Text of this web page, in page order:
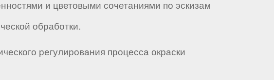
и цветовыми сочетаниями по эскизам
обработки.
регулирования процесса окраски